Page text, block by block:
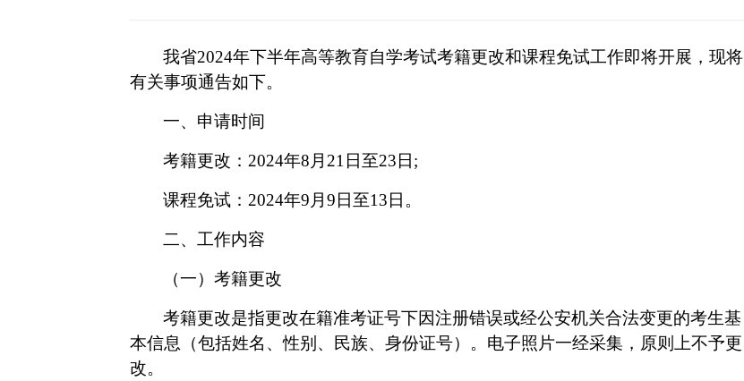
我省2024年下半年高等教育自学考试考籍更改和课程免试工作即将开展，现将
有关事项通告如下。
一、 申请时间
考籍更改： 2024年8月21 日至23 日 ;
课程免试： 2024年9月9 日至13 日 。
二、 工作内容
（一） 考籍更改
考籍更改是指更改在籍准考证号下因注册错误或经公安机关合法变更的考生基
本信息（包括姓名、性别、民族、身份证号）。电子照片一经采集，原则上不予更
改。